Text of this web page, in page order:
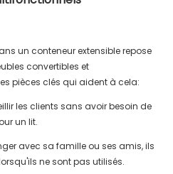
un conteneur extensible repose
convertibles et
pièces clés qui aident à cela:
les clients sans avoir besoin de
un lit.
avec sa famille ou ses amis, ils
ne sont pas utilisés.